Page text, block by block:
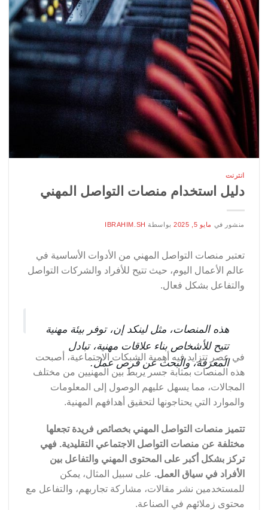
انترنت
دليل استخدام منصات التواصل المهني
منشور في مايو 5, 2025 بواسطة IBRAHIM.SH
تعتبر منصات التواصل المهني من الأدوات الأساسية في
عالم الأعمال اليوم، حيث تتيح للأفراد والشركات التواصل
والتفاعل بشكل فعال.
هذه المنصات، مثل لينكد إن، توفر بيئة مهنية
تتيح للأشخاص بناء علاقات مهنية، تبادل
المعرفة، والبحث عن فرص عمل.
في عصر تتزايد فيه أهمية الشبكات الاجتماعية، أصبحت
هذه المنصات بمثابة جسر يربط بين المهنيين من مختلف
المجالات، مما يسهل عليهم الوصول إلى المعلومات
والموارد التي يحتاجونها لتحقيق أهدافهم المهنية.
تتميز منصات التواصل المهني بخصائص فريدة تجعلها
مختلفة عن منصات التواصل الاجتماعي التقليدية. فهي
تركز بشكل أكبر على المحتوى المهني والتفاعل بين
الأفراد في سياق العمل. على سبيل المثال، يمكن
للمستخدمين نشر مقالات، مشاركة تجاربهم، والتفاعل مع
محتوى زملائهم في الصناعة.